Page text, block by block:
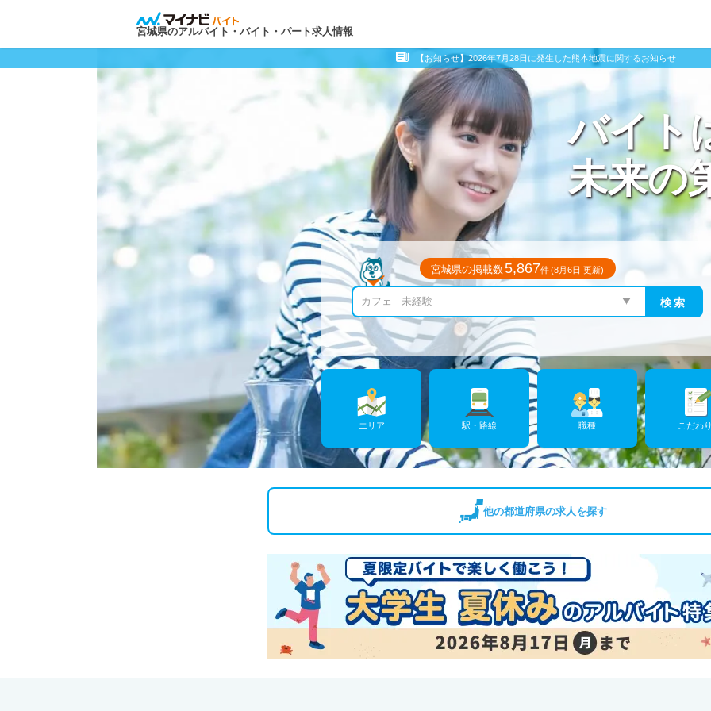
宮城県のアルバイト・バイト・パート求人情報
バイト
未来の
【お知らせ】2026年7月28日に発生した熊本地震に関するお知らせ
宮城県の掲載数5,867件(8月6日 更新)
エリア 駅・路線 職種 こだわ
他の都道府県の求人を探す